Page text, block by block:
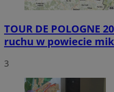
TOUR DE POLOGNE
ruchu w powiecie
3